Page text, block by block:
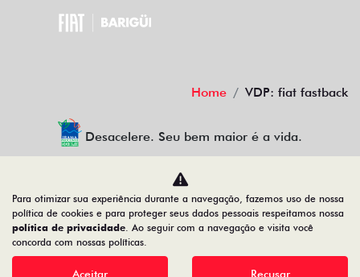
Home VDP: fiat fastback
Desacelere. Seu bem maior é a vida.
BARIGUI VEICULOS LTDA
79.763.884/0009-43
Para otimizar sua experiência durante a navegação, fazemos uso de nossa
política de cookies e para proteger seus dados pessoais respeitamos nossa
política de privacidade. Ao seguir com a navegação e visita você
concorda com nossas políticas.
Aceitar Recusar